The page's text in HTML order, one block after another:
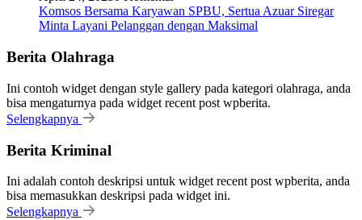
Komsos Bersama Karyawan SPBU, Sertua Azuar Siregar
Minta Layani Pelanggan dengan Maksimal
Berita Olahraga
Ini contoh widget dengan style gallery pada kategori olahraga, anda
bisa mengaturnya pada widget recent post wpberita.
Selengkapnya
Berita Kriminal
Ini adalah contoh deskripsi untuk widget recent post wpberita, anda
bisa memasukkan deskripsi pada widget ini.
Selengkapnya